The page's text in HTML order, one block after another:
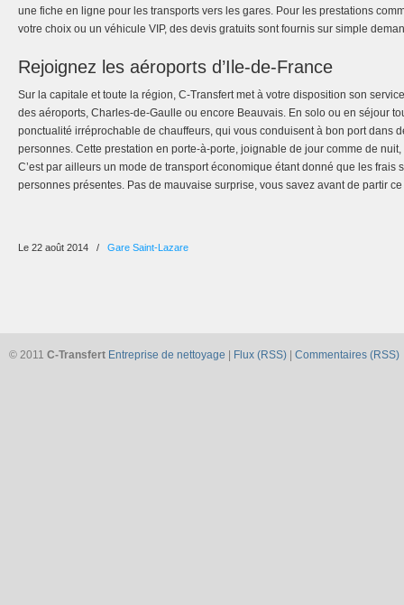
une fiche en ligne pour les transports vers les gares. Pour les prestations
votre choix ou un véhicule VIP, des devis gratuits sont fournis sur simple
Rejoignez les aéroports d’Ile-de-France
Sur la capitale et toute la région, C-Transfert met à votre disposition son
des aéroports, Charles-de-Gaulle ou encore Beauvais. En solo ou en séjour
ponctualité irréprochable de chauffeurs, qui vous conduisent à bon port dans
personnes. Cette prestation en porte-à-porte, joignable de jour comme de
C’est par ailleurs un mode de transport économique étant donné que les frais
personnes présentes. Pas de mauvaise surprise, vous savez avant de partir
Le 22 août 2014 / Gare Saint-Lazare
© 2011 C-Transfert Entreprise de nettoyage Flux (RSS) Commentaires (RSS)